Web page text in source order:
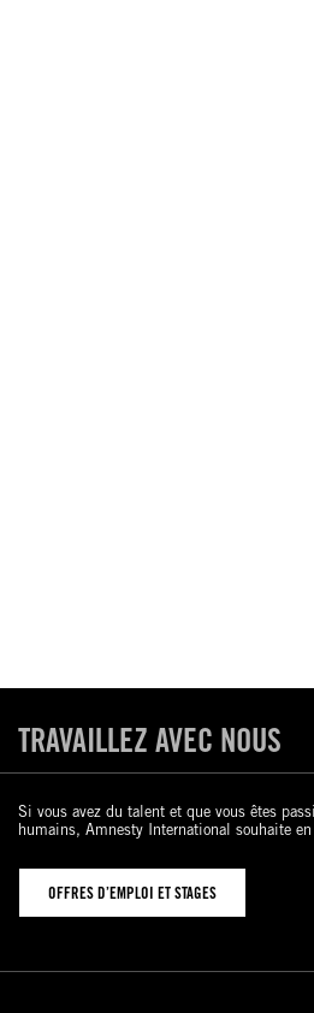
TRAVAILLEZ AVEC NOUS
Si vous avez du talent et que vous êtes
humains, Amnesty International souhaite
OFFRES D’EMPLOI ET STAGES